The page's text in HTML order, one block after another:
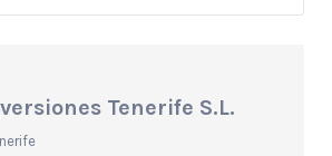
Tenerife S.L.